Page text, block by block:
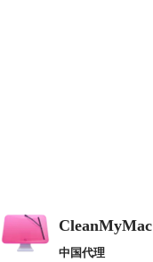
CleanMyMac
中国代理